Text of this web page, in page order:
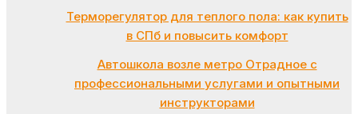
Терморегулятор для теплого пола: как купить
в СПб и повысить комфорт
Автошкола возле метро Отрадное с
профессиональными услугами и опытными
инструкторами